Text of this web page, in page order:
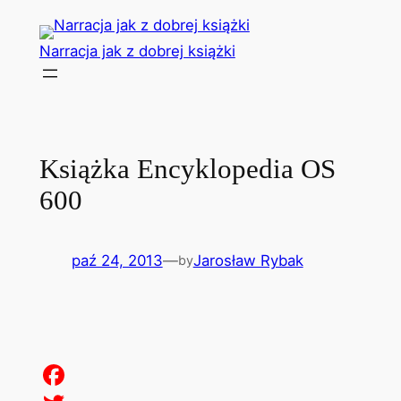
Przejdź
treści
Narracja jak z dobrej książki
Książka Encyklopedia OS
600
paź 24, 2013—byJarosław Rybak